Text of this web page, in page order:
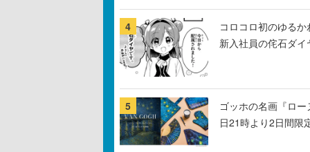
4
コロコロ初のゆる
新入社員の侘石ダ
5
ゴッホの名画『ロ
日21時より2日間限